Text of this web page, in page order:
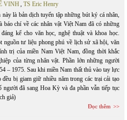
VINH, TS Eric Henry
này là bản dịch tuyển tập những bút ký cá nhân,
báo chí về các nhân vật Việt Nam đã có những
kể cho văn học, nghệ thuật và khoa học.
nguồn tư liệu phong phú về lịch sử xã hội, văn
trị của miền Nam Việt Nam, đồng thời khắc
của từng nhân vật. Phần lớn những người
– 1975. Sau khi miền Nam thất thủ vào tay lực
bị giam giữ nhiều năm trong các trại cải tạo
người đã sang Hoa Kỳ và đa phần vẫn tiếp tục
giả)
Đọc thêm